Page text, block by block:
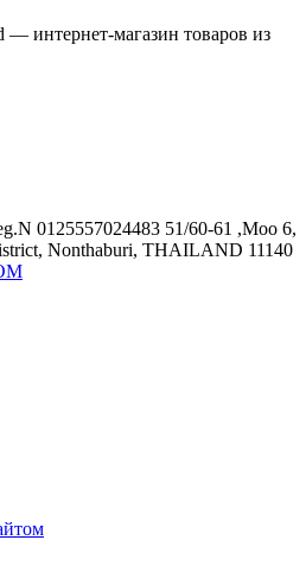
интернет-магазин товаров из
0125557024483 51/60-61 ,Moo 6,
Nonthaburi, THAILAND 11140